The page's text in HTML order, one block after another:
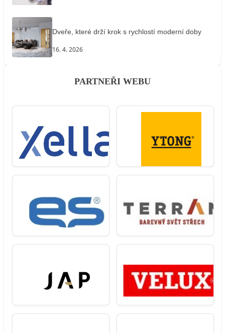
Dveře, které drží krok s rychlostí moderní doby
16. 4. 2026
PARTNEŘI WEBU